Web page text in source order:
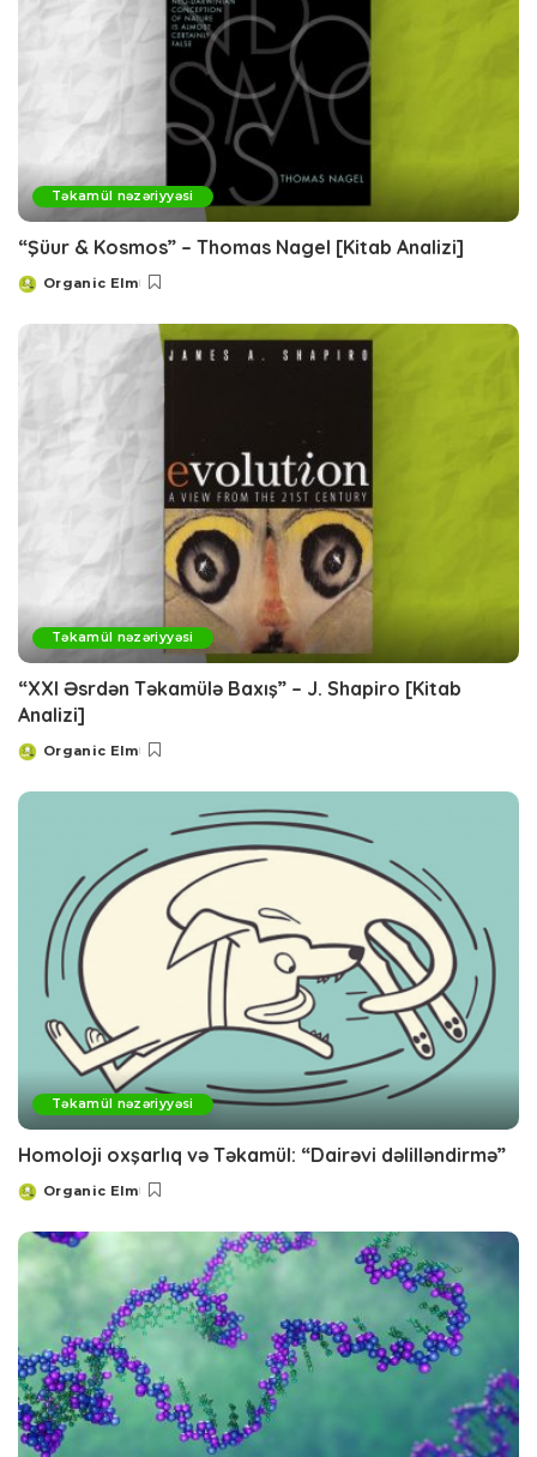
Təkamül nəzəriyyəsi
“Şüur & Kosmos” – Thomas Nagel [Kitab Analizi]
Posted
Organic Elm
Təkamül nəzəriyyəsi
“XXI Əsrdən Təkamülə Baxış” – J. Shapiro [Kitab
Analizi]
Posted
Organic Elm
Təkamül nəzəriyyəsi
Homoloji oxşarlıq və Təkamül: “Dairəvi dəlilləndirmə”
Posted
Organic Elm